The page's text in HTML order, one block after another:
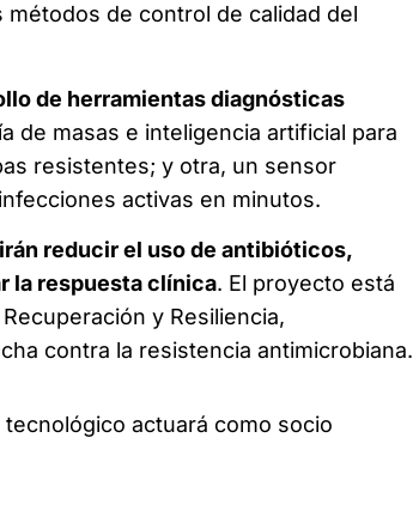
de control de calidad del
de herramientas diagnósticas
de masas e inteligencia artificial para
resistentes; y otra, un sensor
activas en minutos.
reducir el uso de antibióticos,
la respuesta clínica. El proyecto está
y Resiliencia,
contra la resistencia antimicrobiana.
tecnológico actuará como socio